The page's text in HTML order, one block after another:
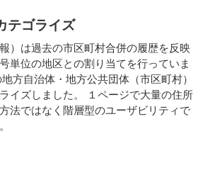
テゴライズ
）は過去の市区町村合併の履歴を反映
単位の地区との割り当てを行っていま
方自治体・地方公共団体（市区町村）
イズしました。 １ページで大量の住所
法ではなく階層型のユーザビリティで